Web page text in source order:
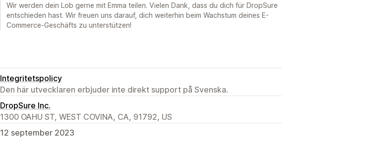
Wir werden dein Lob gerne mit Emma teilen. Vielen Dank, dass du dich für DropSure
entschieden hast. Wir freuen uns darauf, dich weiterhin beim Wachstum deines E-
Commerce-Geschäfts zu unterstützen!
Integritetspolicy
Den här utvecklaren erbjuder inte direkt support på Svenska.
DropSure Inc.
1300 OAHU ST, WEST COVINA, CA, 91792, US
12 september 2023